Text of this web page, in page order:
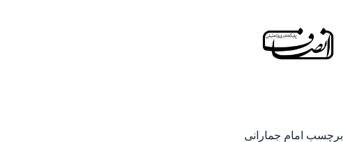
برچسب امام جمارانی